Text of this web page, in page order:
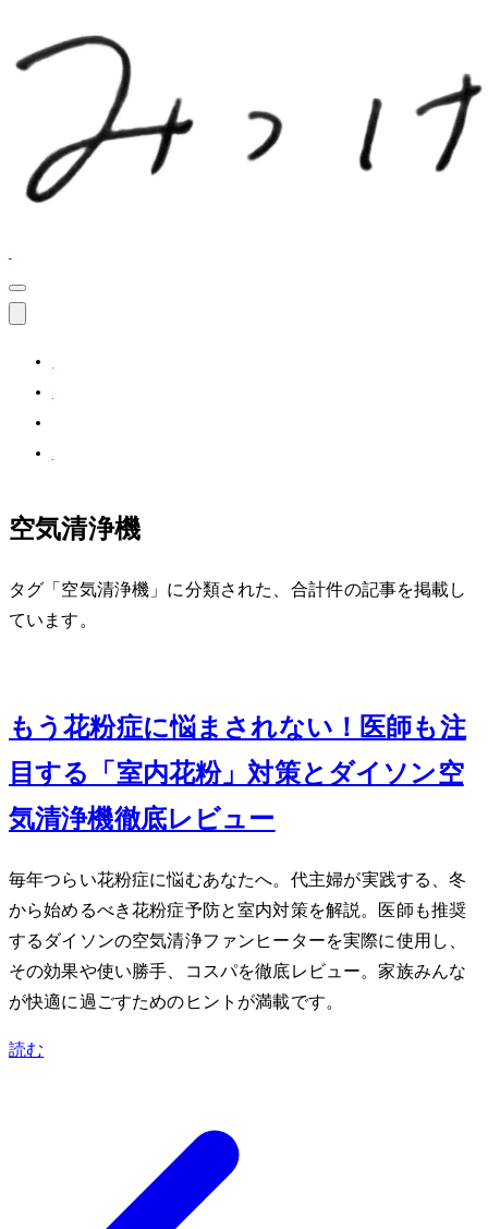
空気清浄機
タグ「空気清浄機」に分類された、合計 1 件の記事を掲載し
ています。
もう花粉症に悩まされない！医師も注
目する「室内花粉」対策とダイソン空
気清浄機徹底レビュー
毎年つらい花粉症に悩むあなたへ。40代主婦が実践する、冬
から始めるべき花粉症予防と室内対策を解説。医師も推奨
するダイソンの空気清浄ファンヒーターを実際に使用し、
その効果や使い勝手、コスパを徹底レビュー。家族みんな
が快適に過ごすためのヒントが満載です。
読む